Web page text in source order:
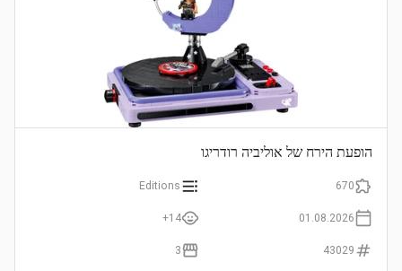
הופעת הירח של אוליביה רודריגו
670
Editions
01.08.2026
14+
43029
3